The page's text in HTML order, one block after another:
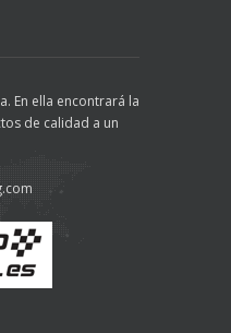
En ella encontrará la
de calidad a un